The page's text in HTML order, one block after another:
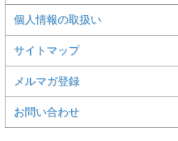
個人情報の取扱い
サイトマップ
メルマガ登録
お問い合わせ